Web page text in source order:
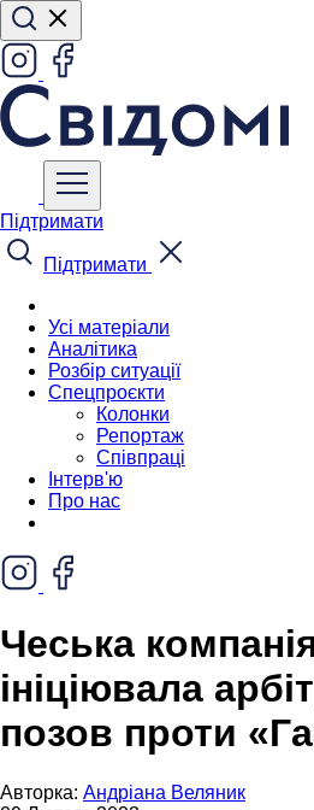
Підтримати
Підтримати
Усі матеріали
Аналітика
Розбір ситуації
Спецпроєкти
Колонки
Репортаж
Співпраці
Інтерв'ю
Про нас
Чеська
ініціювала
позов проти
Авторка: Андріана Веляник